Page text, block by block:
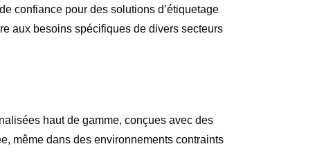
confiance pour des solutions d’étiquetage
aux besoins spécifiques de divers secteurs
haut de gamme, conçues avec des
même dans des environnements contraints